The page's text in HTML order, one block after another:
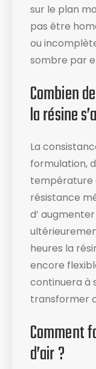
sur le plan
pas être
ou
sombre par
Combien
la résine
La
formulation,
température
résistance
d’
heures la
encore
continuera à
transformer
Comment
d’air ?